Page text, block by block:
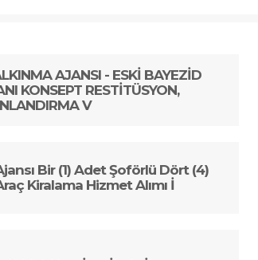
AJANSI - ESKİ BAYEZİD
KONSEPT RESTİTÜSYON,
V
Bir (1) Adet Şoförlü Dört (4)
Kiralama Hizmet Alımı İ